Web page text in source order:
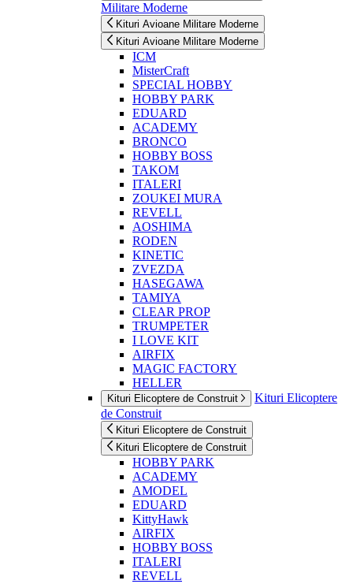
Militare Moderne
Kituri Avioane Militare Moderne
Kituri Avioane Militare Moderne
ICM
MisterCraft
SPECIAL HOBBY
HOBBY PARK
EDUARD
ACADEMY
BRONCO
HOBBY BOSS
TAKOM
ITALERI
ZOUKEI MURA
REVELL
AOSHIMA
RODEN
KINETIC
ZVEZDA
HASEGAWA
TAMIYA
CLEAR PROP
TRUMPETER
I LOVE KIT
AIRFIX
MAGIC FACTORY
HELLER
Kituri Elicoptere de Construit
Kituri Elicoptere
de Construit
Kituri Elicoptere de Construit
Kituri Elicoptere de Construit
HOBBY PARK
ACADEMY
AMODEL
EDUARD
KittyHawk
AIRFIX
HOBBY BOSS
ITALERI
REVELL